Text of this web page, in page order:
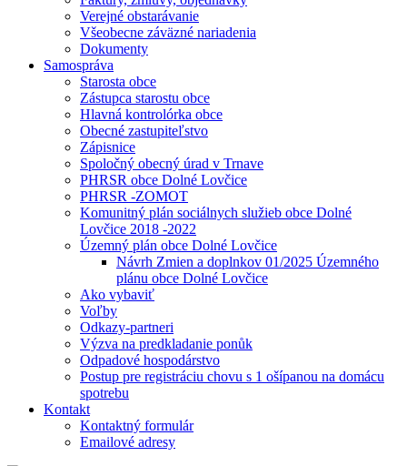
Verejné obstarávanie
Všeobecne záväzné nariadenia
Dokumenty
Samospráva
Starosta obce
Zástupca starostu obce
Hlavná kontrolórka obce
Obecné zastupiteľstvo
Zápisnice
Spoločný obecný úrad v Trnave
PHRSR obce Dolné Lovčice
PHRSR -ZOMOT
Komunitný plán sociálnych služieb obce Dolné
Lovčice 2018 -2022
Územný plán obce Dolné Lovčice
Návrh Zmien a doplnkov 01/2025 Územného
plánu obce Dolné Lovčice
Ako vybaviť
Voľby
Odkazy-partneri
Výzva na predkladanie ponůk
Odpadové hospodárstvo
Postup pre registráciu chovu s 1 ošípanou na domácu
spotrebu
Kontakt
Kontaktný formulár
Emailové adresy